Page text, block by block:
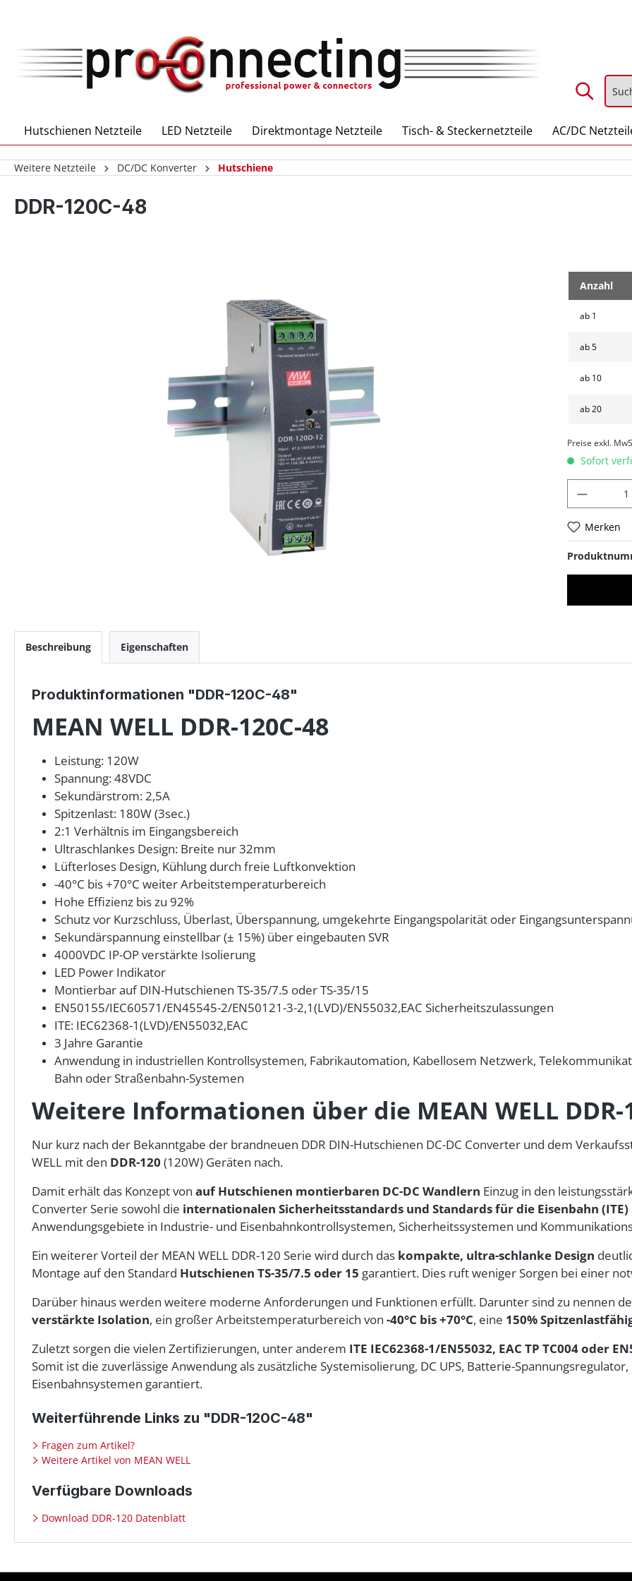
Hutschienen Netzteile LED Netzteile Direktmontage Netzteile Tisch- & Steckernetzteile AC/DC
Weitere Netzteile DC/DC Konverter Hutschiene
DDR-120C-48
Anzahl
ab 1
ab5
ab 10
ab20
Preise exkl.
Sofort
Merken
Beschreibung Eigenschaften
Produktinformationen "DDR-120C-48"
MEAN WELL DDR-120C-48
Leistung: 120W
Spannung: 48VDC
Sekundärstrom: 2,5A
Spitzenlast: 180W (3sec.)
2:1 Verhältnis im Eingangsbereich
Ultraschlankes Design: Breite nur 32mm
Lüfterloses Design, Kühlung durch freie Luftkonvektion
-40°C bis +70°C weiter Arbeitstemperaturbereich
Hohe Effizienz bis zu 92%
Schutz vor Kurzschluss, Überlast, Überspannung, umgekehrte Eingangspolarität oder
Sekundärspannung einstellbar (± 15%) über eingebauten SVR
4000VDC IP-OP verstärkte Isolierung
LED Power Indikator
Montierbar auf DIN-Hutschienen TS-35/7.5 oder TS-35/15
EN50155/IEC60571/EN45545-2/EN50121-3-2,1(LVD)/EN55032,EAC Sicherheitszulassungen
ITE: IEC62368-1(LVD)/EN55032,EAC
3 Jahre Garantie
Anwendung in industriellen Kontrollsystemen, Fabrikautomation, Kabellosem Netzwerk,
Bahn oder Straßenbahn-Systemen
Weitere Informationen über die MEAN WELL DDR-
Nur kurz nach der Bekanntgabe der brandneuen DDR DIN-Hutschienen DC-DC Converter und dem
WELL mit den DDR-120 (120W) Geräten nach.
Damit erhält das Konzept von auf Hutschienen montierbaren DC-DC Wandlern Einzug in den
Converter Serie sowohl die internationalen Sicherheitsstandards und Standards für die Eisenbahn (ITE)
Anwendungsgebiete in Industrie- und Eisenbahnkontrollsystemen, Sicherheitssystemen und
Ein weiterer Vorteil der MEAN WELL DDR-120 Serie wird durch das kompakte, ultra-schlanke Design
Montage auf den Standard Hutschienen TS-35/7.5 oder 15 garantiert. Dies ruft weniger Sorgen bei einer
Darüber hinaus werden weitere moderne Anforderungen und Funktionen erfüllt. Darunter sind zu nennen
verstärkte Isolation, ein großer Arbeitstemperaturbereich von -40°C bis +70°C, eine 150%
Zuletzt sorgen die vielen Zertifizierungen, unter anderem ITE IEC62368-1/EN55032, EAC TP TC004 oder
Somit ist die zuverlässige Anwendung als zusätzliche Systemisolierung, DC UPS, Batterie-
Eisenbahnsystemen garantiert.
Weiterführende Links zu "DDR-120C-48"
Fragen zum Artikel?
Weitere Artikel von MEAN WELL
Verfügbare Downloads
Download DDR-120 Datenblatt